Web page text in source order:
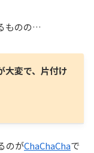
ものの…
大変で、片付け
のがChaChaChaで